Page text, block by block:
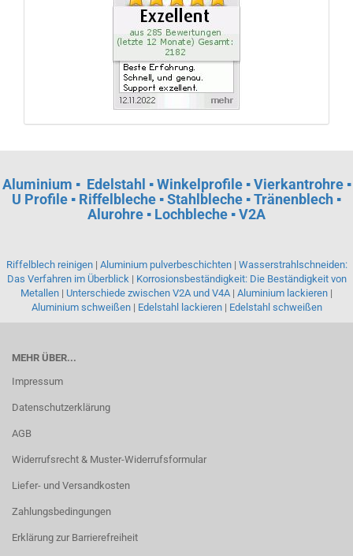
Aluminium ▪ Edelstahl ▪ Winkelprofile ▪ Vierkantrohre ▪
U Profile ▪ Riffelbleche ▪ Stahlbleche ▪ Tränenblech ▪
Alurohre ▪ Lochbleche ▪ V2A
Riffelblech reinigen| Aluminium pulverbeschichten| Wasserstrahlschneiden:
Das Verfahren im Überblick | Korrosionsbeständigkeit: Die Beständigkeit von
Metallen | Unterschiede zwischen V2A und V4A | Aluminium lackieren |
Aluminium schweißen| Edelstahl lackieren| Edelstahl schweißen
MEHR ÜBER...
Impressum
Datenschutzerklärung
AGB
Widerrufsrecht & Muster-Widerrufsformular
Liefer- und Versandkosten
Zahlungsbedingungen
Erklärung zur Barrierefreiheit